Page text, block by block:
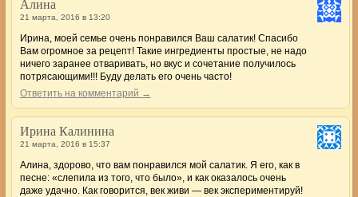
Алина
21 марта, 2016 в 13:20
Ирина, моей семье очень понравился Ваш салатик! Спасибо
Вам огромное за рецепт! Такие ингредиенты простые, не надо
ничего заранее отваривать, но вкус и сочетание получилось
потрясающими!!! Буду делать его очень часто!
Ответить на комментарий →
Ирина Калинина
21 марта, 2016 в 15:37
Алина, здорово, что вам понравился мой салатик. Я его, как в
песне: «слепила из того, что было», и как оказалось очень
даже удачно. Как говорится, век живи — век экспериментируй!